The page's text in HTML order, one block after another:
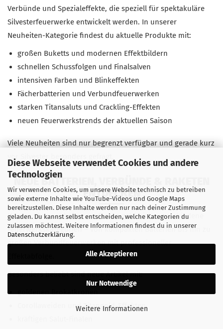
Diese Webseite verwendet Cookies und andere
Technologien
Wir verwenden Cookies, um unsere Website technisch zu betreiben
sowie externe Inhalte wie YouTube-Videos und Google Maps
bereitzustellen. Diese Inhalte werden nur nach deiner Zustimmung
geladen. Du kannst selbst entscheiden, welche Kategorien du
zulassen möchtest. Weitere Informationen findest du in unserer
Datenschutzerklärung.
Alle Akzeptieren
Nur Notwendige
Weitere Informationen
Verbünde und Spezialeffekte, die speziell für spektakuläre
Silvesterfeuerwerke entwickelt werden. In unserer
Neuheiten-Kategorie findest du aktuelle Produkte mit:
großen Buketts und modernen Effektbildern
schnellen Schussfolgen und Finalsalven
intensiven Farben und Blinkeffekten
Fächerbatterien und Verbundfeuerwerken
starken Titansaluts und Crackling-Effekten
neuen Feuerwerkstrends der aktuellen Saison
Viele Neuheiten sind nur begrenzt verfügbar und gerade kurz
vor Silvester besonders gefragt.
NEUE BATTERIEN, VERBÜNDE & RAKETEN
ENTDECKEN
Unsere Shopneuheiten umfassen zahlreiche verschiedene
Feuerwerkskategorien – von kompakten Batterien bis hin zu
großen Verbundfeuerwerken mit professioneller
Besonders beliebt sind neue Artikel mit:
goldenen Brokatkronen
Corollaweiden und Titangold-Effekten